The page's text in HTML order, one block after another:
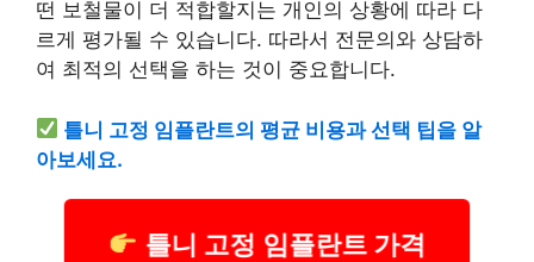
떤 보철물이 더 적합할지는 개인의 상황에 따라 다
르게 평가될 수 있습니다. 따라서 전문의와 상담하
여 최적의 선택을 하는 것이 중요합니다.
틀니 고정 임플란트의 평균 비용과 선택 팁을 알
아보세요.
틀니 고정 임플란트 가격